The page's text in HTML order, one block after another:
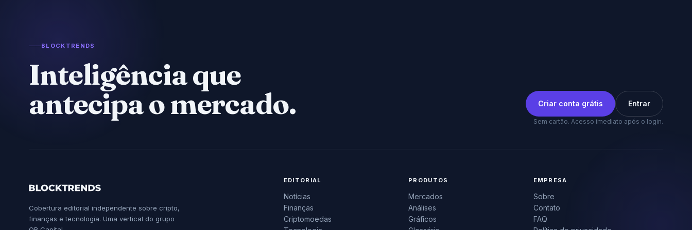
BLOCKTRENDS
Inteligência que
antecipa o mercado.
Criar conta grátis Entrar
Sem cartão. Acesso imediato após o login.
Cobertura editorial independente sobre cripto,
finanças e tecnologia. Uma vertical do grupo
EDITORIAL
Notícias
Finanças
Criptomoedas
PRODUTOS
Mercados
Análises
Gráficos
EMPRESA
Sobre
Contato
FAQ